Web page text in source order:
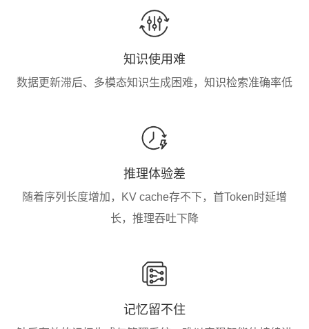
知识使用难
数据更新滞后、多模态知识生成困难，知识检索准确率低
推理体验差
随着序列长度增加，KV cache存不下，首Token时延增
长，推理吞吐下降
记忆留不住